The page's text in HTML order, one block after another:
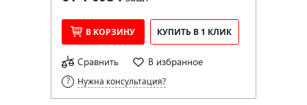
В КОРЗИНУ КУПИТЬ В 1 КЛИК
Сравнить В избранное
Нужна консультация?